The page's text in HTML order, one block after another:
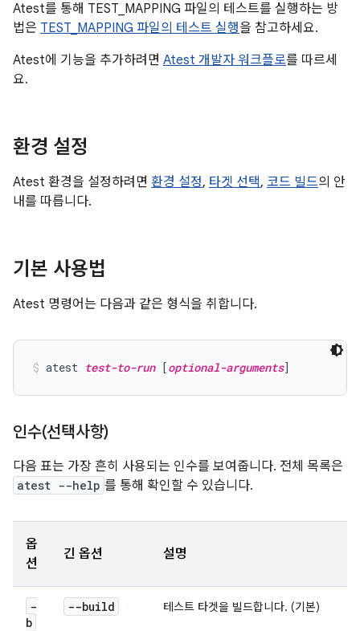
Atest를 통해 TEST_MAPPING 파일의 테스트를 실행하는 방
법은 TEST_MAPPING 파일의 테스트 실행을 참고하세요.
Atest에 기능을 추가하려면 Atest 개발자 워크플로를 따르세
요.
환경 설정
Atest 환경을 설정하려면 환경 설정, 타겟 선택, 코드 빌드의 안
내를 따릅니다.
기본 사용법
Atest 명령어는 다음과 같은 형식을 취합니다.
atest test-to-run [optional-arguments]
인수(선택사항)
다음 표는 가장 흔히 사용되는 인수를 보여줍니다. 전체 목록은
atest --help 를 통해 확인할 수 있습니다.
옵
션
긴 옵션 설명
-
b
--build 테스트 타겟을 빌드합니다. (기본)